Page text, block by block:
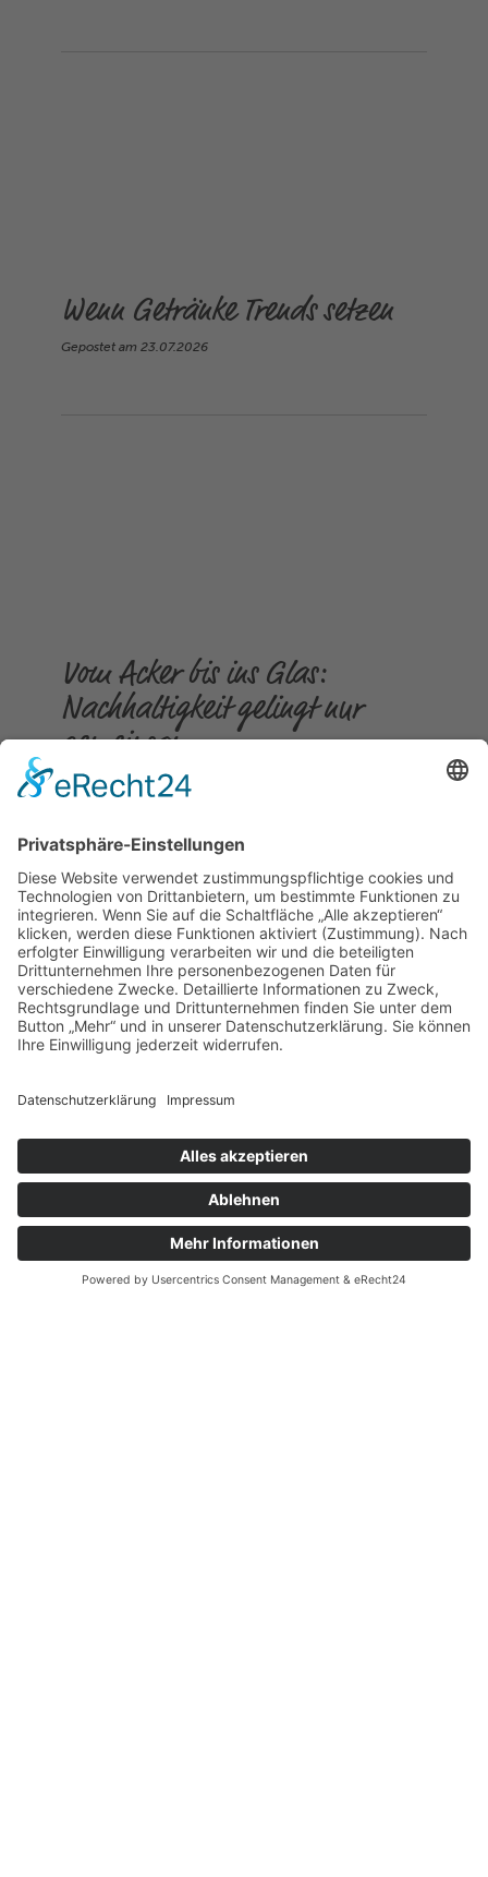
Wenn Getränke Trends setzen
Gepostet am 23.07.2026
Vom Acker bis ins Glas:
Nachhaltigkeit gelingt nur
gemeinsam
Gepostet am23.07.2026